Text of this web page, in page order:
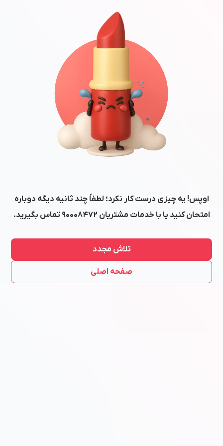
اوپس! یه چیزی درست کار نکرد؛ لطفاً چند ثانیه دیگه دوباره
امتحان کنید یا با خدمات مشتریان ۹۰۰۰۸۴۷۲ تماس بگیرید.
تلاش مجدد
صفحه اصلی